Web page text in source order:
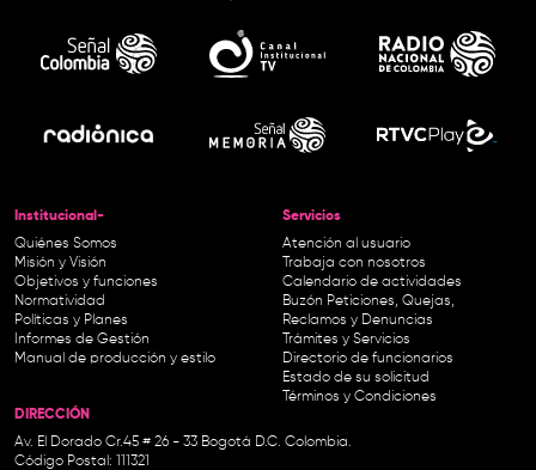
Institucional-
Quiénes Somos
Misión y Visión
Objetivos y funciones
Normatividad
Políticas y Planes
Informes de Gestión
Manual de producción y estilo
Servicios
Atención al usuario
Trabaja con nosotros
Calendario de actividades
Buzón Peticiones, Quejas,
Reclamos y Denuncias
Trámites y Servicios
Directorio de funcionarios
Estado de su solicitud
Términos y Condiciones
DIRECCIÓN
Av. El Dorado Cr.45 # 26 - 33 Bogotá D.C. Colombia.
Código Postal: 111321